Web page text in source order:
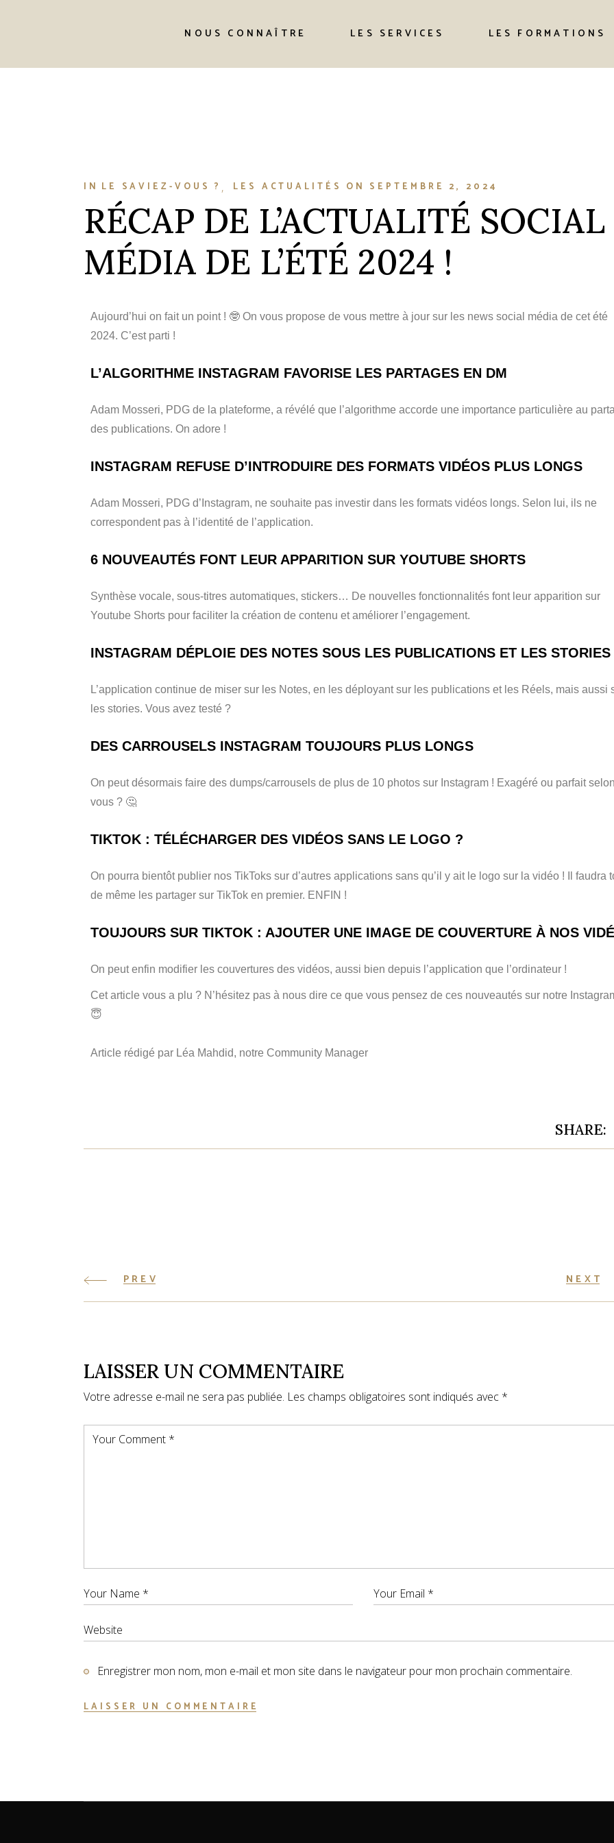
NOUS CONNAÎTRE LES SERVICES
Management
LES FORMATIONS
Création de
IN LE SAVIEZ-VOUS ? LES ACTUALITÉS ON SEPTEMBRE 2, 2024
RÉCAP DE L’ACTUALITÉ SOCIAL
MÉDIA DE L’ÉTÉ 2024 !
Aujourd’hui on fait un point ! 🤓 On vous propose de vous mettre à jour sur les news social média de cet été
2024. C’est parti !
L’ALGORITHME INSTAGRAM FAVORISE LES PARTAGES EN DM
Adam Mosseri, PDG de la plateforme, a révélé que l’algorithme accorde une importance particulière au
des publications. On adore !
INSTAGRAM REFUSE D’INTRODUIRE DES FORMATS VIDÉOS PLUS LONGS
Adam Mosseri, PDG d’Instagram, ne souhaite pas investir dans les formats vidéos longs. Selon lui, ils ne
correspondent pas à l’identité de l’application.
6 NOUVEAUTÉS FONT LEUR APPARITION SUR YOUTUBE SHORTS
Synthèse vocale, sous-titres automatiques, stickers… De nouvelles fonctionnalités font leur apparition sur
Youtube Shorts pour faciliter la création de contenu et améliorer l’engagement.
INSTAGRAM DÉPLOIE DES NOTES SOUS LES PUBLICATIONS ET LES STORIES
L’application continue de miser sur les Notes, en les déployant sur les publications et les Réels, mais aussi
les stories. Vous avez testé ?
DES CARROUSELS INSTAGRAM TOUJOURS PLUS LONGS
On peut désormais faire des dumps/carrousels de plus de 10 photos sur Instagram ! Exagéré ou parfait selon
vous ? 🤔
TIKTOK : TÉLÉCHARGER DES VIDÉOS SANS LE LOGO ?
On pourra bientôt publier nos TikToks sur d’autres applications sans qu’il y ait le logo sur la vidéo ! Il faudra
de même les partager sur TikTok en premier. ENFIN !
TOUJOURS SUR TIKTOK : AJOUTER UNE IMAGE DE COUVERTURE À NOS
On peut enfin modifier les couvertures des vidéos, aussi bien depuis l’application que l’ordinateur !
Cet article vous a plu ? N’hésitez pas à nous dire ce que vous pensez de ces nouveautés sur notre
😇
Article rédigé par Léa Mahdid, notre Community Manager
SHARE:
PREV NEXT
LAISSER UN COMMENTAIRE
Votre adresse e-mail ne sera pas publiée. Les champs obligatoires sont indiqués avec *
Enregistrer mon nom, mon e-mail et mon site dans le navigateur pour mon prochain commentaire.
LAISSER UN COMMENTAIRE